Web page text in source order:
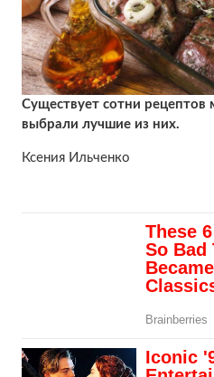
Существует сотни
выбрали лучшие из них.
Ксения Ильченко